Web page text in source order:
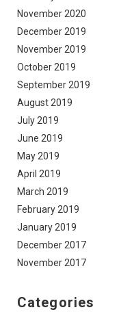
November 2020
December 2019
November 2019
October 2019
September 2019
August 2019
July 2019
June 2019
May 2019
April 2019
March 2019
February 2019
January 2019
December 2017
November 2017
Categories